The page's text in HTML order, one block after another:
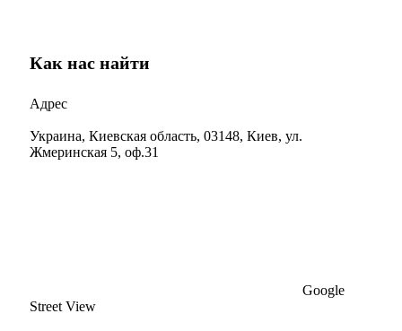
Как нас найти
Адрес
Украина, Киевская область, 03148, Киев, ул.
Жмеринская 5, оф.31
Google
Street View